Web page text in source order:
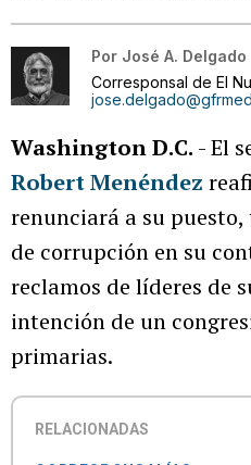
Por José A. Delgado
Corresponsal de El
Washington D.C. - El
Robert Menéndez
renunciará a su puesto,
de corrupción en su
reclamos de líderes de
intención de un
primarias.
RELACIONADAS